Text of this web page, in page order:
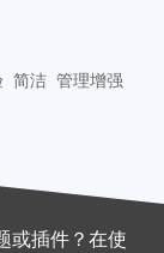
简洁 管理增强
或插件？在使